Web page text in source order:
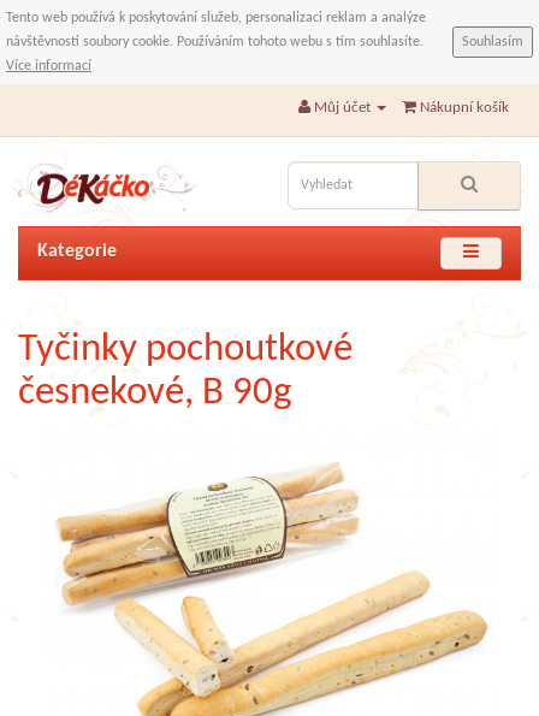
Tento web používá k poskytování služeb, personalizaci reklam a analýze
návštěvnosti soubory cookie. Používáním tohoto webu s tím souhlasíte.
Více informací
Souhlasím
Můj účet Nákupní košík
Kategorie
Tyčinky pochoutkové
česnekové, B 90g